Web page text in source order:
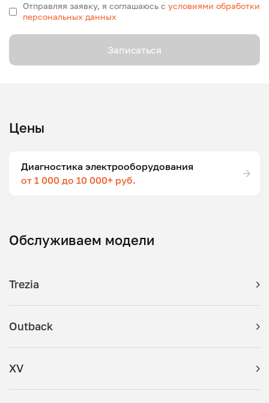
Отправляя заявку, я соглашаюсь с условиями обработки
персональных данных
Записаться
Цены
Диагностика электрооборудования
от 1 000 до 10 000+ руб.
Обслуживаем модели
Trezia
Outback
XV